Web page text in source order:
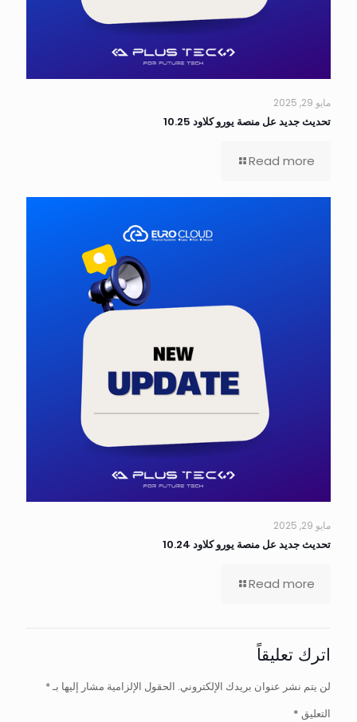
مايو 29, 2025
تحديث جديد عل منصة يورو كلاود 10.25
Read more
مايو 29, 2025
تحديث جديد عل منصة يورو كلاود 10.24
Read more
اترك تعليقاً
لن يتم نشر عنوان بريدك الإلكتروني. الحقول الإلزامية مشار إليها بـ*
التعليق *